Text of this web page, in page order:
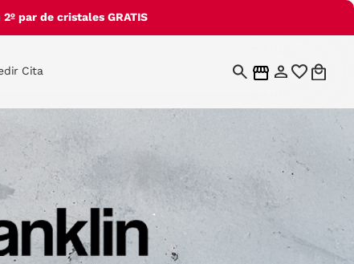
par de cristales GRATIS
Cita